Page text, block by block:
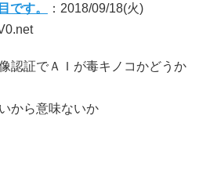
です。
：2018/09/18(火)
認証でＡＩが毒キノコかどうか
から意味ないか